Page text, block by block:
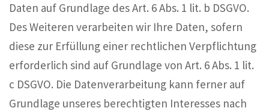
Daten auf Grundlage des Art. 6 Abs. 1 lit. b DSGVO.
Des Weiteren verarbeiten wir Ihre Daten, sofern
diese zur Erfüllung einer rechtlichen Verpflichtung
erforderlich sind auf Grundlage von Art. 6 Abs. 1 lit.
c DSGVO. Die Datenverarbeitung kann ferner auf
Grundlage unseres berechtigten Interesses nach